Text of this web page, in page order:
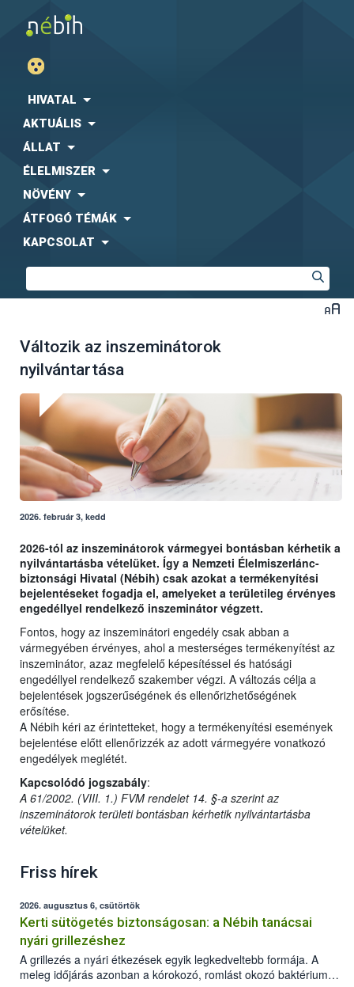
HIVATAL
AKTUÁLIS
ÁLLAT
ÉLELMISZER
NÖVÉNY
ÁTFOGÓ TÉMÁK
KAPCSOLAT
Változik az inszeminátorok
nyilvántartása
2026. február 3, kedd
2026-tól az inszeminátorok vármegyei bontásban kérhetik a
nyilvántartásba vételüket. Így a Nemzeti Élelmiszerlánc-
biztonsági Hivatal (Nébih) csak azokat a termékenyítési
bejelentéseket fogadja el, amelyeket a területileg érvényes
engedéllyel rendelkező inszeminátor végzett.
Fontos, hogy az inszeminátori engedély csak abban a
vármegyében érvényes, ahol a mesterséges termékenyítést az
inszeminátor, azaz megfelelő képesítéssel és hatósági
engedéllyel rendelkező szakember végzi. A változás célja a
bejelentések jogszerűségének és ellenőrizhetőségének
erősítése.
A Nébih kéri az érintetteket, hogy a termékenyítési események
bejelentése előtt ellenőrizzék az adott vármegyére vonatkozó
engedélyek meglétét.
Kapcsolódó jogszabály:
A 61/2002. (VIII. 1.) FVM rendelet 14. §-a szerint az
inszeminátorok területi bontásban kérhetik nyilvántartásba
vételüket.
Friss hírek
2026. augusztus 6, csütörtök
Kerti sütögetés biztonságosan: a Nébih tanácsai
nyári grillezéshez
A grillezés a nyári étkezések egyik legkedveltebb formája. A
meleg időjárás azonban a kórokozó, romlást okozó baktériumok